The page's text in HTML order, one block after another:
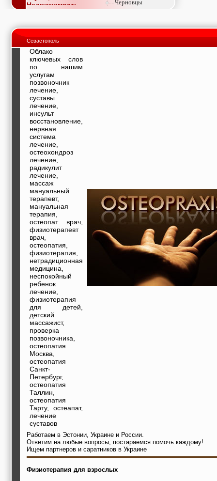
Недвижимость,
Окна, стекло,
витражи, входные
группы, двери,
светопразрачные
фасады
Образование и наука,
курсы, обучение,
тренинги, семинары,
повышение
квалификации
Промышленное
оборудование:
заводы, предприятия,
фабрики, легкая
промышленность,
металлургия
Развлечения и
активный отдых:
спортклубы, фитнес,
бильярд, боулинг,
кино, спорттовары,
экстим
Строительство и
ремонт: проектные
работы,
строительные и
отделочные
материалы,
строительные
машины и техника,
все для
коммуникаций
Туризм, отдых,
путешествия,
авиакомпании, ж/д
перевозки,
пансионаты, отели,
гостинницы
Трудоустройство,
кадровые агентства,
крюининг
Программирование
сайта
Черновцы
Севастополь
Облако
ключевых слов
по нашим
услугам
позвоночник
лечение,
суставы
лечение,
инсульт
восстановление,
нервная
система
лечение,
остеохондроз
лечение,
радикулит
лечение,
массаж
мануальный
терапевт,
мануальная
терапия,
остеопат врач,
физиотерапевт
врач,
остеопатия,
физиотерапия,
нетрадиционная
медицина,
неспокойный
ребенок
лечение,
физиотерапия
для детей,
детский
массажист,
проверка
позвоночника,
остеопатия
Москва,
остеопатия
Санкт-
Петербург,
остеопатия
Таллин,
остеопатия
Тарту, остеапат,
лечение
суставов
Работаем в Эстонии, Украине и России.
Ответим на любые вопросы, постараемся помочь каждому!
Ищем партнеров и саратников в Украине
Физиотерапия для взрослых